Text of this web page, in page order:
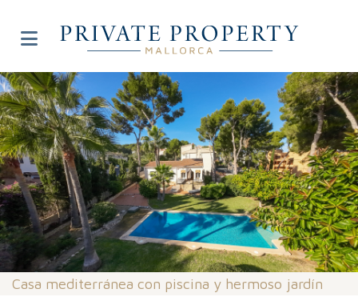
Casa mediterránea con piscina y hermoso jardín